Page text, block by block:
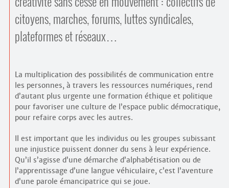
citoyens, marches, forums, luttes syndicales,
plateformes et réseaux…
La multiplication des possibilités de communication entre
les personnes, à travers les ressources numériques, rend
d’autant plus urgente une formation éthique et politique
pour favoriser une culture de l’espace public démocratique,
pour refaire corps avec les autres.
Il est important que les individus ou les groupes subissant
une injustice puissent donner du sens à leur expérience.
Qu’il s’agisse d’une démarche d’alphabétisation ou de
l’apprentissage d’une langue véhiculaire, c’est l’aventure
d’une parole émancipatrice qui se joue.